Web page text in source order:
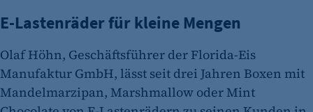
E-Lastenräder für kleine Mengen
Olaf Höhn, Geschäftsführer der Florida-Eis
Manufaktur GmbH, lässt seit drei Jahren Boxen mit
Mandelmarzipan, Marshmallow oder Mint